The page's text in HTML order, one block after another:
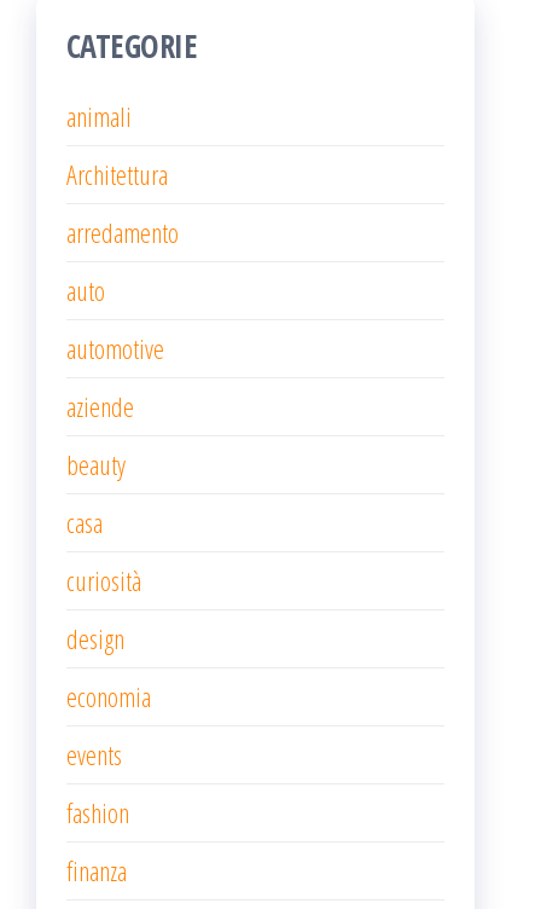
CATEGORIE
animali
Architettura
arredamento
auto
automotive
aziende
beauty
casa
curiosità
design
economia
events
fashion
finanza